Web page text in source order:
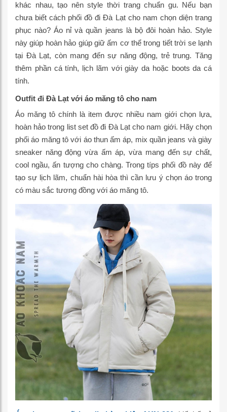
khác nhau, tạo nên style thời trang chuẩn gu. Nếu bạn
chưa biết cách phối đồ đi Đà Lạt cho nam chọn diện trang
phục nào? Áo nỉ và quần jeans là bộ đôi hoàn hảo. Style
này giúp hoàn hảo giúp giữ ấm cơ thể trong tiết trời se lạnh
tại Đà Lạt, còn mang đến sự năng động, trẻ trung. Tăng
thêm phần cá tính, lịch lãm với giày da hoặc boots da cá
tính.
Outfit đi Đà Lạt với áo măng tô cho nam
Áo măng tô chính là item được nhiều nam giới chọn lựa,
hoàn hảo trong list set đồ đi Đà Lạt cho nam giới. Hãy chọn
phối áo măng tô với áo thun ấm áp, mix quần jeans và giày
sneaker năng động vừa ấm áp, vừa mang đến sự chất,
cool ngầu, ấn tượng cho chàng. Trong típs phối đồ này để
tạo sự lịch lãm, chuẩn hài hòa thì cần lưu ý chọn áo trong
có màu sắc tương đồng với áo măng tô.